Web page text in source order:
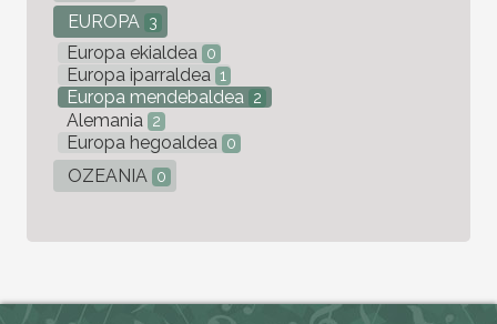
EUROPA 3
Europa ekialdea 0
Europa iparraldea 1
Europa mendebaldea 2
Alemania 2
Europa hegoaldea 0
OZEANIA 0